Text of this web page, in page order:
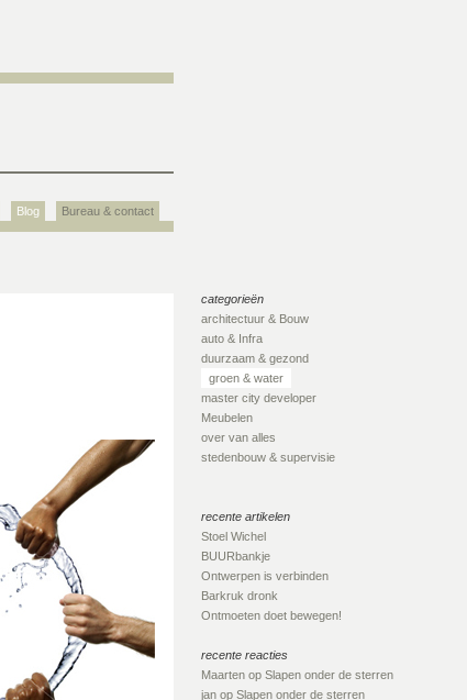
Blog Bureau & contact
categorieën
architectuur & Bouw
auto & Infra
duurzaam & gezond
groen & water
master city developer
Meubelen
over van alles
stedenbouw & supervisie
recente artikelen
Stoel Wichel
BUURbankje
Ontwerpen is verbinden
Barkruk dronk
Ontmoeten doet bewegen!
recente reacties
Maarten op Slapen onder de sterren
jan op Slapen onder de sterren